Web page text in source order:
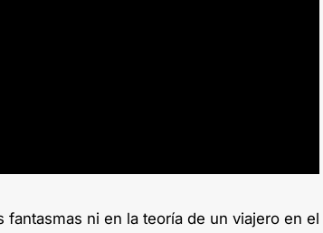
ni en la teoría de un viajero en el